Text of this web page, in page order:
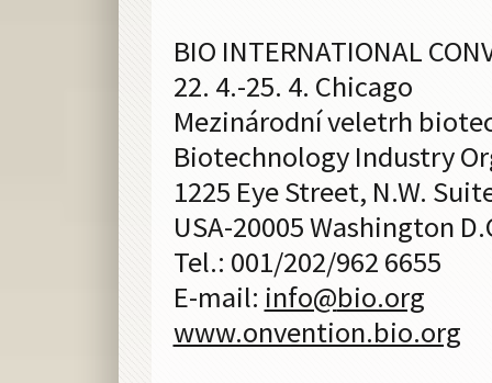
BIO INTERNATIONAL
22. 4.-25. 4. Chicago
Mezinárodní veletrh
Biotechnology Industry
1225 Eye Street, N.W.
USA-20005 Washington
Tel.: 001/202/962 6655
E-mail: info@bio.org
www.onvention.bio.org